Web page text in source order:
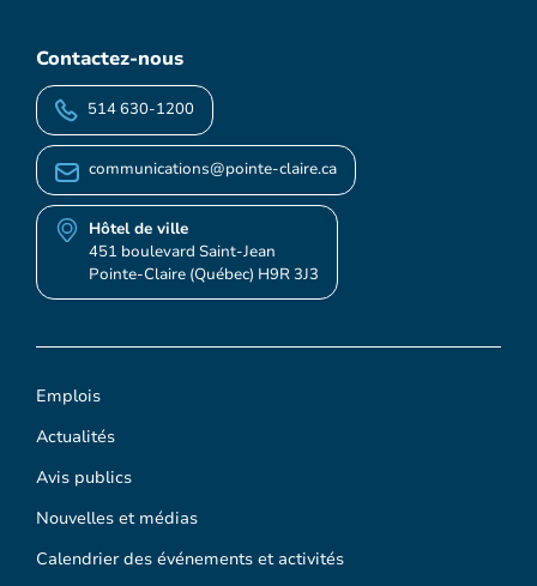
Emplois
Actualités
Avis publics
Nouvelles et médias
Calendrier des événements et activités
Contactez-nous
514 630-1200
communications@pointe-claire.ca
Hôtel de ville
451 boulevard Saint-Jean
Pointe-Claire (Québec) H9R 3J3